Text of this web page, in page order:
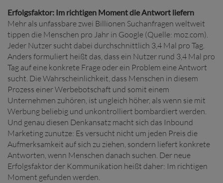
Erfolgsfaktor: Im richtigen Moment die Antwort liefern
Mehr als unfassbare zwei Billionen Suchanfragen weltweit
tippen die Menschen pro Jahr in Google (Quelle: moz.com).
Jeder Nutzer sucht dabei durchschnittlich 3,4 Mal pro Tag.
Anders formuliert heißt das, dass ein Nutzer rund 3,4 Mal pro
Tag auf eine konkrete Frage oder ein Problem eine Antwort
sucht. Die Wahrscheinlichkeit, dass Menschen in diesem
Prozess einer Werbebotschaft und somit einem
Unternehmen zuhören, ist ungleich höher, als wenn sie mit
Werbung beliebig und unkontrolliert bombardiert werden.
Und genau diesen Denkansatz macht sich das Inbound
Marketing zunutze: Es versucht nicht um jeden Preis die
Aufmerksamkeit auf sich zu ziehen, sondern liefert konkrete
Antworten, wenn Menschen danach suchen. Der neue
Erfolgsfaktor der Kommunikation heißt daher: Im richtigen
Moment gefunden werden.